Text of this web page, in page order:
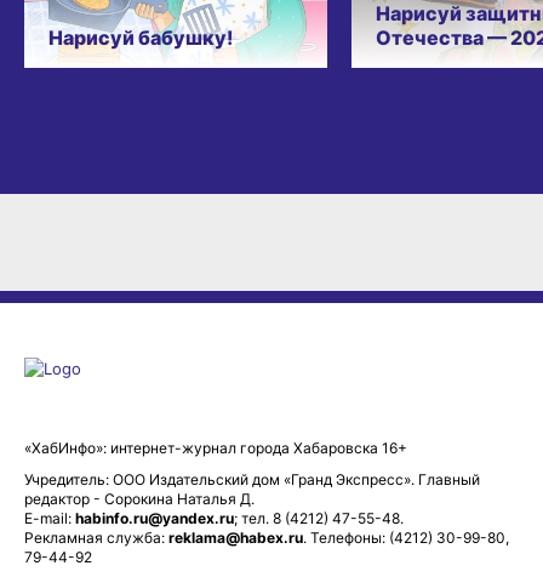
Нарисуй бабушку!
Нарисуй
Отечества —
«ХабИнфо»: интернет-журнал города Хабаровска 16+
Учредитель: ООО Издательский дом «Гранд Экспресс». Главный
редактор - Сорокина Наталья Д.
E-mail: habinfo.ru@yandex.ru; тел. 8 (4212) 47-55-48.
Рекламная служба: reklama@habex.ru. Телефоны: (4212) 30-99-80,
79-44-92